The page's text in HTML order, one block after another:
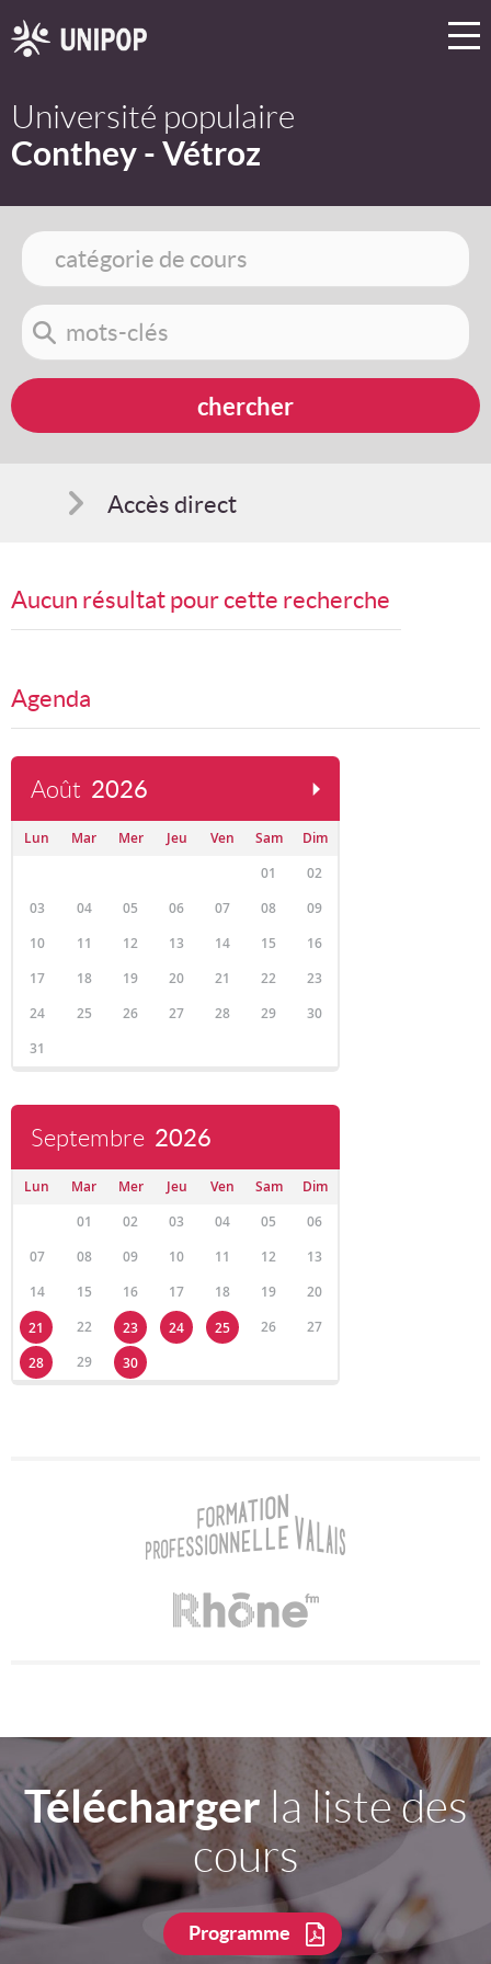
Université populaire
Conthey - Vétroz
Accès direct
Suggestions
Programme en PDF
Aucun résultat pour cette recherche
Agenda
Août 2026
Lun Mar Mer Jeu Ven Sam
Dim
01
02
03
04 05 06 07 08
09
10
11 12 13 14 15
16
17
18 19 20 21 22
23
24
25 26 27 28 29
30
31
Septembre 2026
Lun Mar Mer Jeu Ven Sam
Dim
01
02 03 04 05
06
07
08 09 10 11 12
13
14
15 16 17 18 19
20
21
22 23 24 25 26
27
28
29 30
Téléchargerla liste des
cours
Programme